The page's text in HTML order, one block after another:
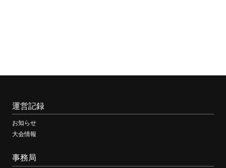
運営記録
お知らせ
大会情報
事務局